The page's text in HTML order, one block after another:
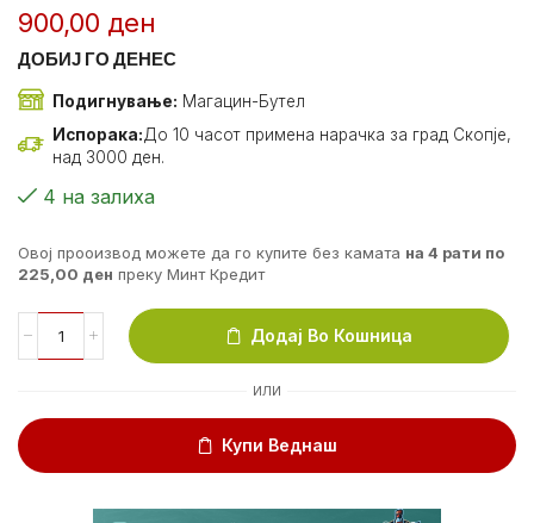
900,00 ден
ДОБИЈ ГО ДЕНЕС
Подигнување: Магацин-Бутел
Испорака:До 10 часот примена нарачка за град Скопје,
над 3000 ден.
4 на залиха
Овој прооизвод можете да го купите без камата на 4 рати по
225,00 ден преку Минт Кредит
Додај Во Кошница
ИЛИ
Купи Веднаш